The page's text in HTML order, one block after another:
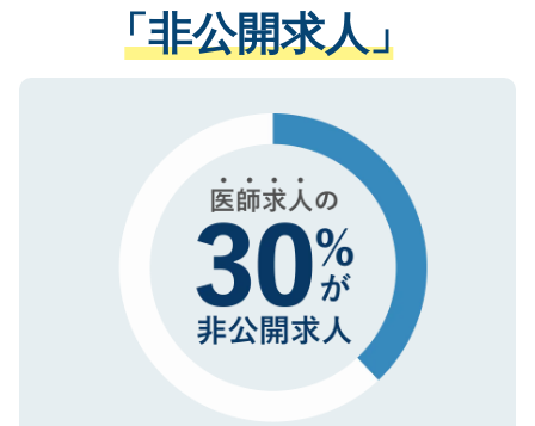
管理基準を満たした事業者のみに付与され
る、プライバシーマークを取得済みです。
で、機密保持に関してもご安心ください。
させていただきます。すぐにご転職をされ
ない方には、長期的なサポートが可能です
ので、まずはご登録ください。
「非公開求人」